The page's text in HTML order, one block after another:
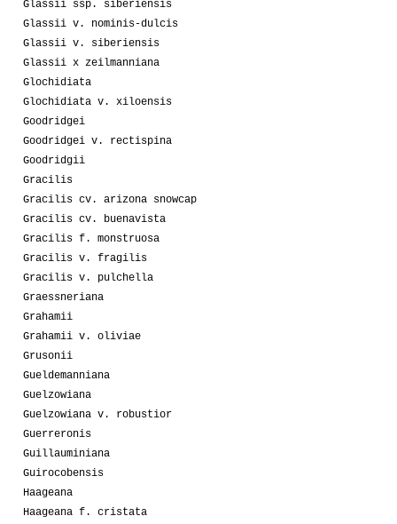
Glassii ssp. siberiensis
Glassii v. nominis-dulcis
Glassii v. siberiensis
Glassii x zeilmanniana
Glochidiata
Glochidiata v. xiloensis
Goodridgei
Goodridgei v. rectispina
Goodridgii
Gracilis
Gracilis cv. arizona snowcap
Gracilis cv. buenavista
Gracilis f. monstruosa
Gracilis v. fragilis
Gracilis v. pulchella
Graessneriana
Grahamii
Grahamii v. oliviae
Grusonii
Gueldemanniana
Guelzowiana
Guelzowiana v. robustior
Guerreronis
Guillauminiana
Guirocobensis
Haageana
Haageana f. cristata